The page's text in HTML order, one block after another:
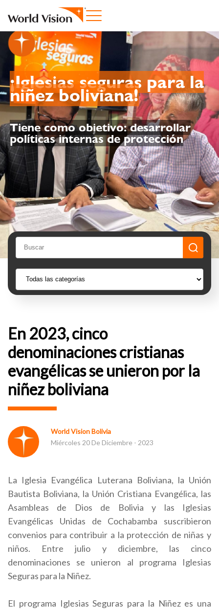
¡Iglesias seguras para la
niñez boliviana!
Tiene como objetivo: desarrollar
políticasinternas deprotección
En 2023, cinco
denominaciones cristianas
evangélicas se unieron por la
niñez boliviana
World Vision Bolivia
Miércoles 20 De Diciembre - 2023
La Iglesia Evangélica Luterana Boliviana, la Unión
Bautista Boliviana, la Unión Cristiana Evangélica, las
Asambleas de Dios de Bolivia y las Iglesias
Evangélicas Unidas de Cochabamba suscribieron
convenios para contribuir a la protección de niñas y
niños. Entre julio y diciembre, las cinco
denominaciones se unieron al programa Iglesias
Seguras para la Niñez.
El programa Iglesias Seguras para la Niñez es una